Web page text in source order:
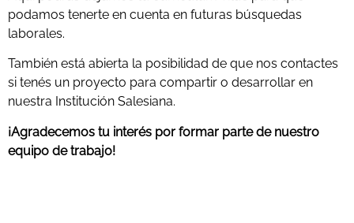
podamos tenerte en cuenta en futuras búsquedas
laborales.
También está abierta la posibilidad de que nos contactes
si tenés un proyecto para compartir o desarrollar en
nuestra Institución Salesiana.
¡Agradecemos tu interés por formar parte de nuestro
equipo de trabajo!